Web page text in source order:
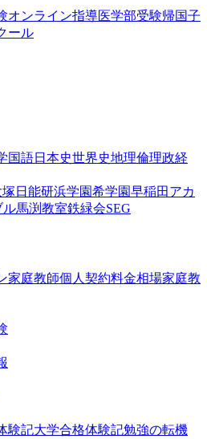
オンライン指導医学部受験帰国子
ール
国語日本史世界史地理倫理政経
塚 日能研浜学園希学園早稲田アカ
ル馬渕教室鉄緑会SEG
家庭教師個人契約料金相場家庭教
験記大学合格体験記勉強の転機